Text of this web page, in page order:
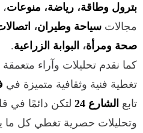
بترول وطاقة، رياضة، منوعات
مجالات سياحة وطيران،
صحة ومرأة، البوابة الزراعية.
كما نقدم تحليلات وآراء
تغطية فنية وثقافية متميزة في
تابع الشارع 24
لتكن دائمًا في
وتحليلات حصرية تغطي كل ما